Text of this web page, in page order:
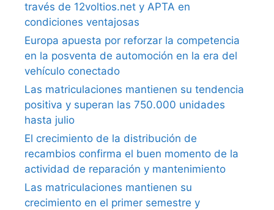
través de 12voltios.net y APTA en
condiciones ventajosas
Europa apuesta por reforzar la competencia
en la posventa de automoción en la era del
vehículo conectado
Las matriculaciones mantienen su tendencia
positiva y superan las 750.000 unidades
hasta julio
El crecimiento de la distribución de
recambios confirma el buen momento de la
actividad de reparación y mantenimiento
Las matriculaciones mantienen su
crecimiento en el primer semestre y